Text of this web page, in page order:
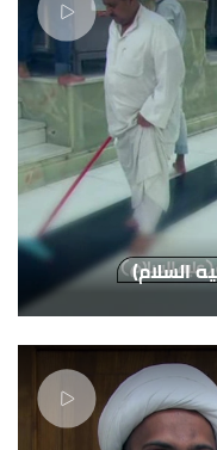
السلام)